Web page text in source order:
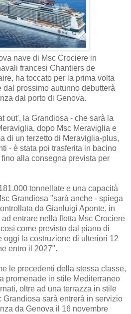
nave di Msc Crociere in
francesi Chantiers de
ha toccato per la prima volta
dal prossimo autunno debutterà
dal porto di Genova.
out', la Grandiosa - che sarà la
dopo Msc Meraviglia e
di un terzetto di Meraviglia-plus,
- è stata poi trasferita in bacino
alla consegna prevista per
tonnellate e una capacità
Grandiosa "sarà anche - spiega
da Gianluigi Aponte, in
entrare nella flotta Msc Crociere
come previsto dal piano di
oggi la costruzione di ulteriori 12
entro il 2027".
le precedenti della stessa classe,
promenade in stile Mediterraneo
oltre ad una terrazza in stile
Grandiosa sarà entrerà in servizio
da Genova il 16 novembre